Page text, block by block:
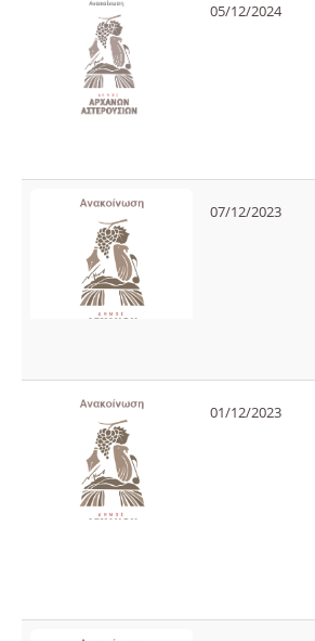
05/12/2024
07/12/2023
01/12/2023